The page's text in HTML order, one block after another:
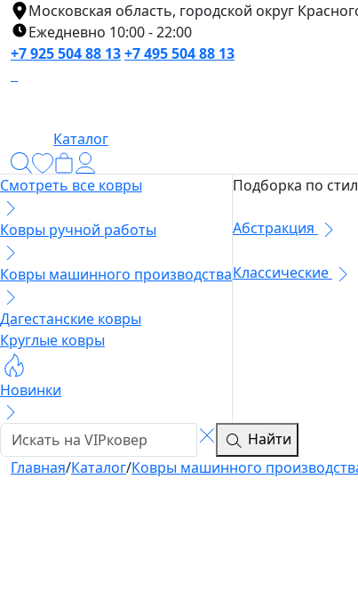
Московская область, городской округ
Ежедневно 10:00 - 22:00
+7 925 504 88 13+7 495 504 88 13
Каталог
Смотреть все ковры
Ковры ручной работы
Ковры машинного производства
Дагестанские ковры
Круглые ковры
Новинки
Подборка по
Абстракция
Классические
Найти
Главная/Каталог/Ковры машинного